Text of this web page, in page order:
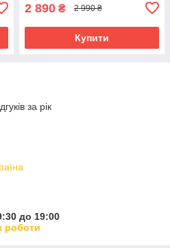
2 890 ₴ 2 990 ₴
Купити
за рік
до 19:00
роботи